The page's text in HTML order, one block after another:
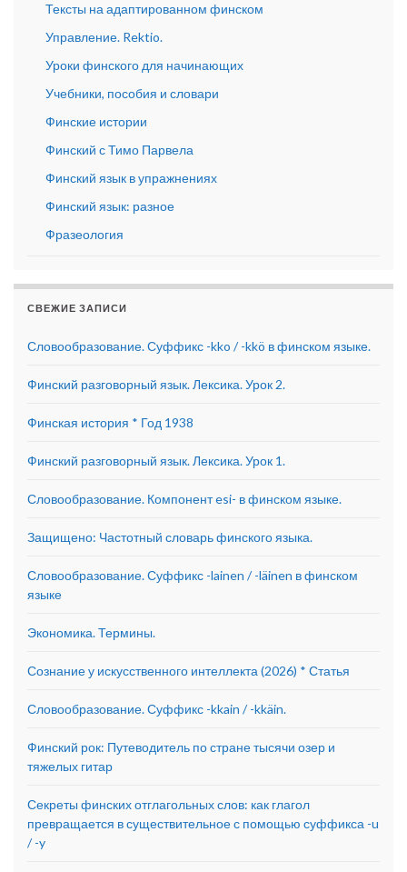
Тексты на адаптированном финском
Управление. Rektio.
Уроки финского для начинающих
Учебники, пособия и словари
Финские истории
Финский с Тимо Парвела
Финский язык в упражнениях
Финский язык: разное
Фразеология
СВЕЖИЕ ЗАПИСИ
Словообразование. Суффикс -kko / -kkö в финском языке.
Финский разговорный язык. Лексика. Урок 2.
Финская история * Год 1938
Финский разговорный язык. Лексика. Урок 1.
Словообразование. Компонент esi- в финском языке.
Защищено: Частотный словарь финского языка.
Словообразование. Суффикс -lainen / -läinen в финском
языке
Экономика. Термины.
Сознание у искусственного интеллекта (2026) * Статья
Словообразование. Суффикс -kkain / -kkäin.
Финский рок: Путеводитель по стране тысячи озер и
тяжелых гитар
Секреты финских отглагольных слов: как глагол
превращается в существительное с помощью суффикса -u
/ -y